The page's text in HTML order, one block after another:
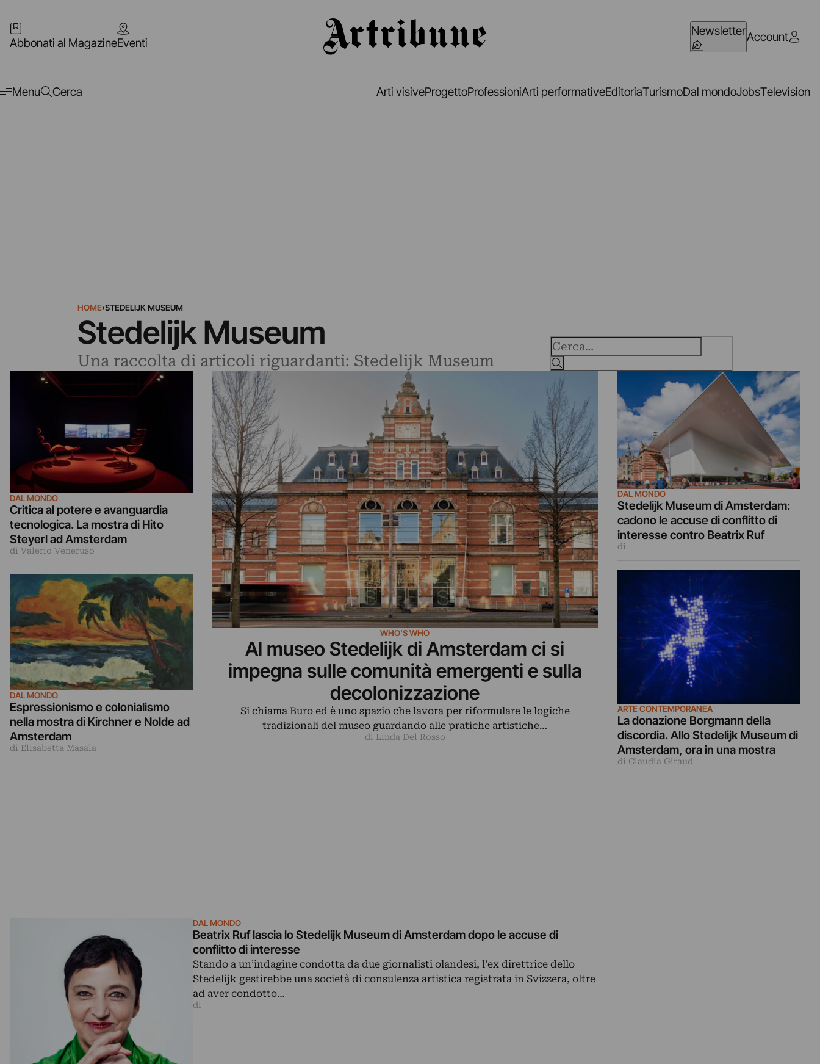
Abbonati al MagazineEventi
NewsletterAccount
Menu Cerca Arti visiveProgettoProfessioniArti performativeEditoriaTurismoDal mondoJobsTelevision
HOME›STEDELIJK MUSEUM
Stedelijk Museum
Una raccolta di articoli riguardanti: Stedelijk Museum
Cerca
WHO'S WHO
Al museo Stedelijk di Amsterdam ci si
impegna sulle comunità emergenti e sulla
decolonizzazione
Si chiama Buro ed è uno spazio che lavora per riformulare le logiche
tradizionali del museo guardando alle pratiche artistiche…
di Linda Del Rosso
DAL MONDO
Critica al potere e avanguardia
tecnologica. La mostra di Hito
Steyerl ad Amsterdam
di Valerio Veneruso
DAL MONDO
Espressionismo e colonialismo
nella mostra di Kirchner e Nolde ad
Amsterdam
di Elisabetta Masala
DAL MONDO
Stedelijk Museum di Amsterdam:
cadono le accuse di conflitto di
interesse contro Beatrix Ruf
di
ARTE CONTEMPORANEA
La donazione Borgmann della
discordia. Allo Stedelijk Museum di
Amsterdam, ora in una mostra
di Claudia Giraud
DAL MONDO
Beatrix Ruf lascia lo Stedelijk Museum di Amsterdam dopo le accuse di
conflitto di interesse
Stando a un’indagine condotta da due giornalisti olandesi, l’ex direttrice dello
Stedelijk gestirebbe una società di consulenza artistica registrata in Svizzera, oltre
ad aver condotto…
di